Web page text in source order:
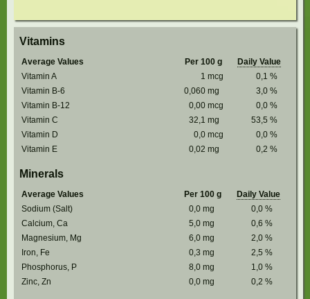
Vitamins
Average Values Per 100 g
Daily Value
Vitamin A
1 mcg 0,1 %
Vitamin B-6
0,060 mg 3,0 %
Vitamin B-12
0,00 mcg 0,0 %
Vitamin C
32,1 mg 53,5 %
Vitamin D
0,0 mcg 0,0 %
Vitamin E
0,02 mg 0,2 %
Minerals
Average Values Per 100 g
Daily Value
Sodium (Salt)
0,0 mg 0,0 %
Calcium, Ca
5,0 mg 0,6 %
Magnesium, Mg
6,0 mg 2,0 %
Iron, Fe
0,3 mg 2,5 %
Phosphorus, P
8,0 mg 1,0 %
Zinc, Zn
0,0 mg 0,2 %